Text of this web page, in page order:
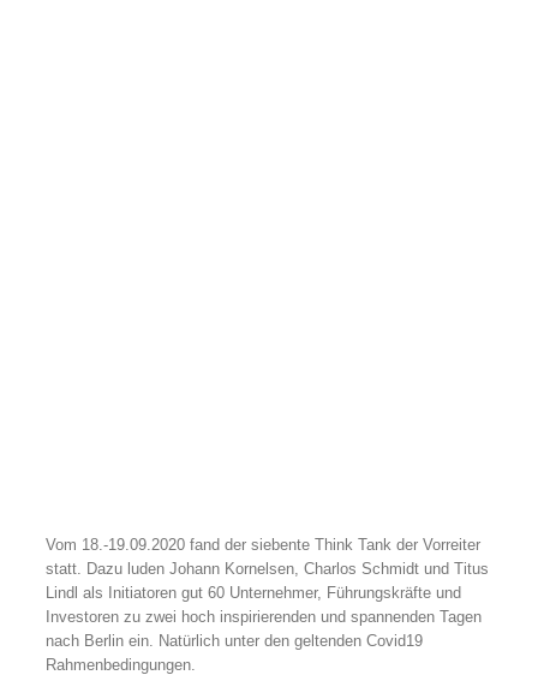
Vom 18.-19.09.2020 fand der siebente Think Tank der Vorreiter
statt. Dazu luden Johann Kornelsen, Charlos Schmidt und Titus
Lindl als Initiatoren gut 60 Unternehmer, Führungskräfte und
Investoren zu zwei hoch inspirierenden und spannenden Tagen
nach Berlin ein. Natürlich unter den geltenden Covid19
Rahmenbedingungen.